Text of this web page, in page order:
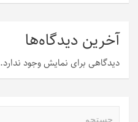
آخرین دیدگاه‌ها
دیدگاهی برای نمایش وجود ندارد.